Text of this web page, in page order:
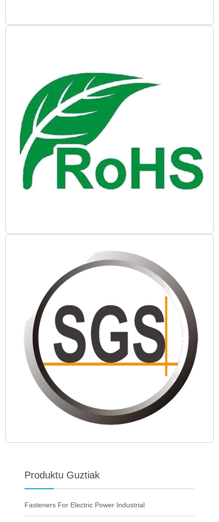
Produktu Guztiak
Fasteners For Electric Power Industrial